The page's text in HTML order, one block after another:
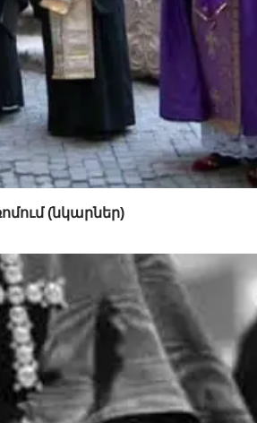
(նկարներ)